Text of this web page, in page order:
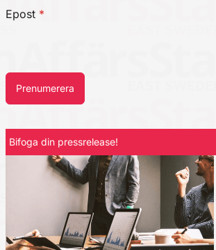
Epost *
Prenumerera
Bifoga din pressrelease!